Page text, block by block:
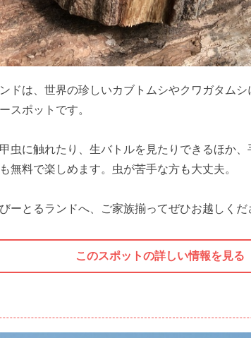
ドは、世界の珍しいカブトムシやクワガタム
スポットです。
虫に触れたり、生バトルを見たりできるほか、
無料で楽しめます。虫が苦手な方も大丈夫。
ーとるランドへ、ご家族揃ってぜひお越しくだ
このスポットの詳しい情報を見る